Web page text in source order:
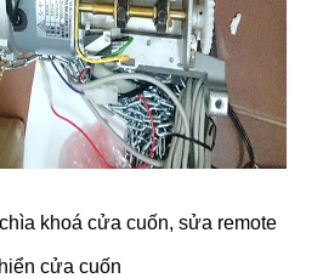
khoá cửa cuốn, sửa remote
cửa cuốn